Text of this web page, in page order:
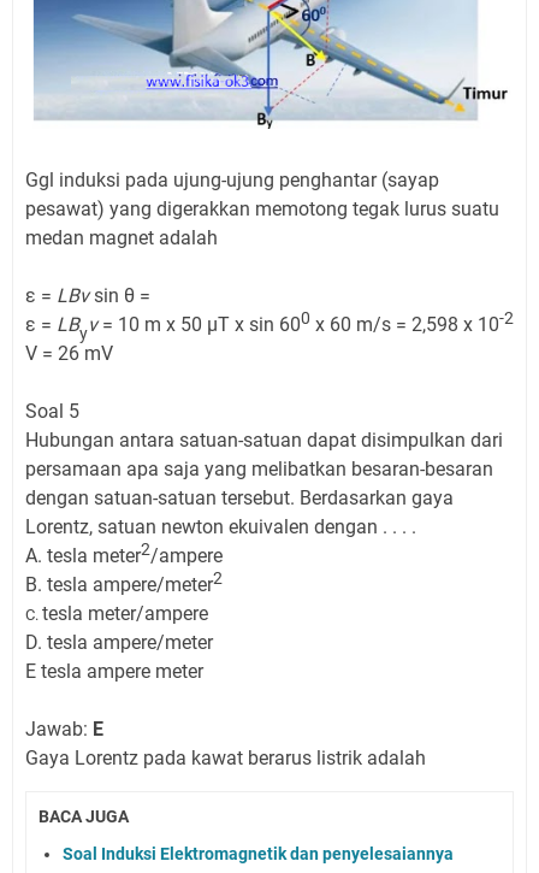
Ggl induksi pada ujung-ujung penghantar (sayap
pesawat) yang digerakkan memotong tegak lurus suatu
medan magnet adalah
ε = LBvsin θ =
ε = LByv= 10 m x 50 µT x sin 600 x 60 m/s = 2,598 x 10-2
V = 26 mV
Soal 5
Hubungan antara satuan-satuan dapat disimpulkan dari
persamaan apa saja yang melibatkan besaran-besaran
dengan satuan-satuan tersebut. Berdasarkan gaya
Lorentz, satuan newton ekuivalen dengan . . . .
A. tesla meter2/ampere
B. tesla ampere/meter2
C. tesla meter/ampere
D. tesla ampere/meter
E tesla ampere meter
Jawab: E
Gaya Lorentz pada kawat berarus listrik adalah
BACA JUGA
Soal Induksi Elektromagnetik dan penyelesaiannya